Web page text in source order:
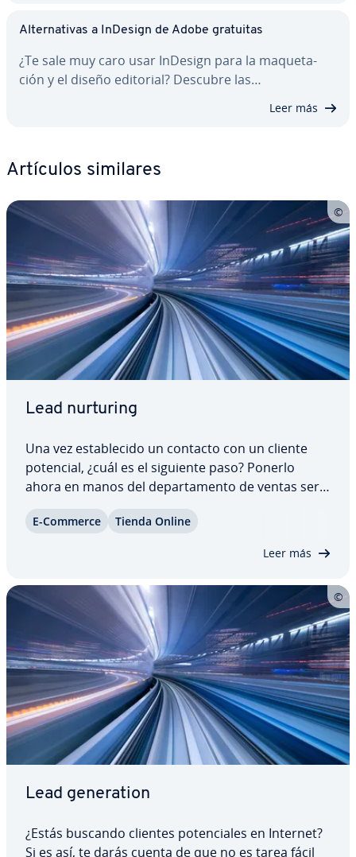
Al­te­r­na­ti­vas a InDesign de Adobe gratuitas
¿Te sale muy caro usar InDesign para la ma­que­ta­
ción y el diseño editorial? Descubre las…
Leer más
Artículos similares
Lead nurturing
Una vez es­ta­ble­ci­do un contacto con un cliente
potencial, ¿cuál es el siguiente paso? Ponerlo
ahora en manos del de­pa­r­ta­me­n­to de ventas sería
todavía no están pre­pa­ra­dos para una oferta
E-Commerce Tienda Online
Leer más
Lead ge­ne­ra­tion
¿Estás buscando clientes po­te­n­cia­les en Internet?
Si es así, te darás cuenta de que no es tarea fácil